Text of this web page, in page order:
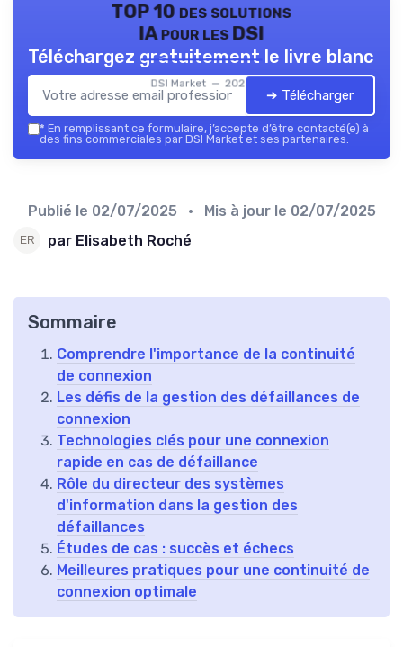
TOP 10 des solutions
IA pour les DSI
DSI Market — 2026
Téléchargez gratuitement le livre blanc
➔ Télécharger
* En remplissant ce formulaire, j’accepte d’être contacté(e) à
des fins commerciales par DSI Market et ses partenaires.
Publié le 02/07/2025 • Mis à jour le 02/07/2025
par Elisabeth Roché
Sommaire
Comprendre l'importance de la continuité
de connexion
Les défis de la gestion des défaillances de
connexion
Technologies clés pour une connexion
rapide en cas de défaillance
Rôle du directeur des systèmes
d'information dans la gestion des
défaillances
Études de cas : succès et échecs
Meilleures pratiques pour une continuité de
connexion optimale